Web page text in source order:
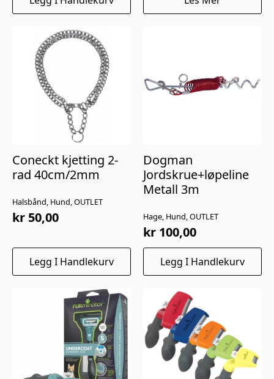
Halsbånd, Hund, OUTLET
Coneckt kjetting 2-
rad 40cm/2mm
kr 50,00
Legg I Handlekurv
Hage, Hund, OUTLET
Dogman
Jordskrue+løpeline
Metall 3m
kr 100,00
Legg I Handlekurv